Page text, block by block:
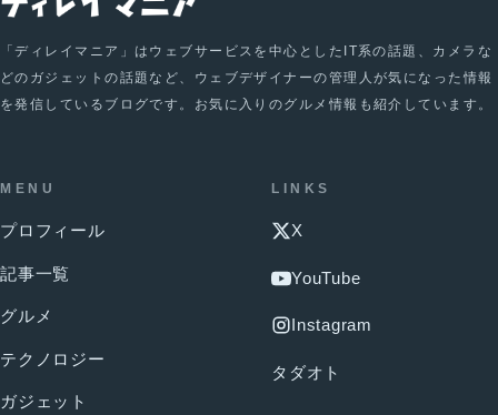
「ディレイマニア」はウェブサービスを中心としたIT系の話題、カメラな
どのガジェットの話題など、ウェブデザイナーの管理人が気になった情報
を発信しているブログです。お気に入りのグルメ情報も紹介しています。
MENU
プロフィール
記事一覧
グルメ
テクノロジー
ガジェット
LINKS
X
YouTube
Instagram
タダオト